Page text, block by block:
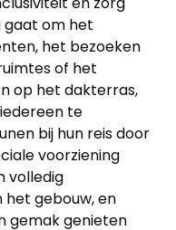
gaat om het
het bezoeken
of het
op het dakterras,
te
bij hun reis door
voorziening
volledig
gebouw, en
gemak genieten